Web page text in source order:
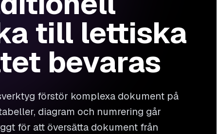
till lettiska
bevaras
förstör komplexa dokument på
diagram och numrering går
för att översätta dokument från